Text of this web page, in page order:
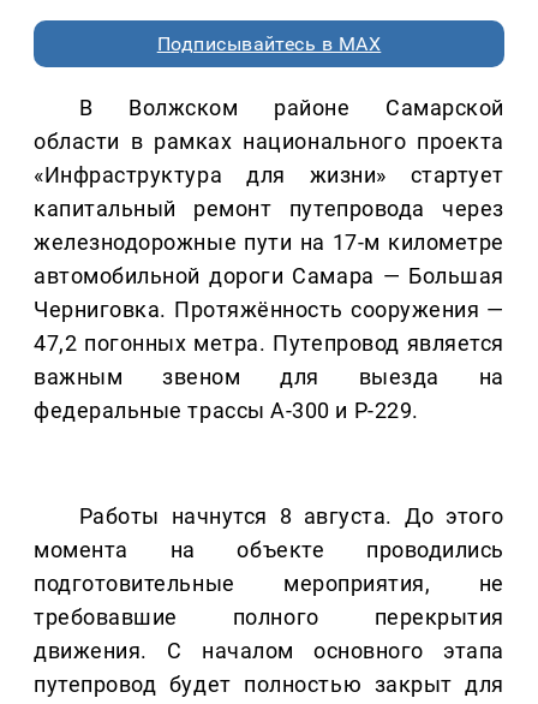
Подписывайтесь в MAX
В Волжском районе Самарской
области в рамках национального проекта
«Инфраструктура для жизни» стартует
капитальный ремонт путепровода через
железнодорожные пути на 17-м километре
автомобильной дороги Самара — Большая
Черниговка. Протяжённость сооружения —
47,2 погонных метра. Путепровод является
важным звеном для выезда на
федеральные трассы А-300 и Р-229.
Работы начнутся 8 августа. До этого
момента на объекте проводились
подготовительные мероприятия, не
требовавшие полного перекрытия
движения. С началом основного этапа
путепровод будет полностью закрыт для